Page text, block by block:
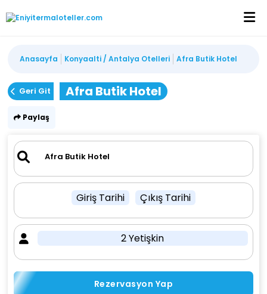
Anasayfa Konyaalti / Antalya Otelleri Afra Butik Hotel
Geri Git Afra Butik Hotel
Paylaş
Giriş Tarihi Çıkış Tarihi
2 Yetişkin
Rezervasyon Yap